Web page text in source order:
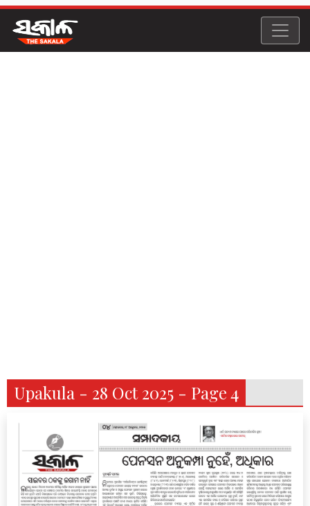
Upakula - 28 Oct 2025 - Page 4